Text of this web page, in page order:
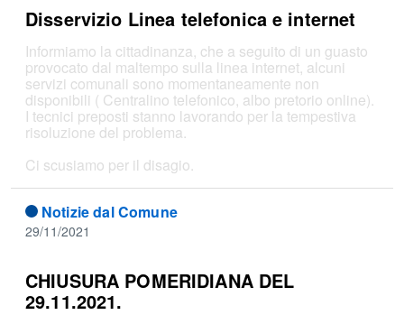
Disservizio Linea telefonica e internet
Informiamo la cittadinanza, che a seguito di un guasto
provocato dal maltempo sulla linea internet, alcuni
servizi comunali sono momentaneamente non
disponibili ( Centralino telefonico, albo pretorio online).
I tecnici preposti stanno lavorando per la tempestiva
risoluzione del problema.
Ci scusiamo per il disagio.
Notizie dal Comune
29/11/2021
CHIUSURA POMERIDIANA DEL
29.11.2021.